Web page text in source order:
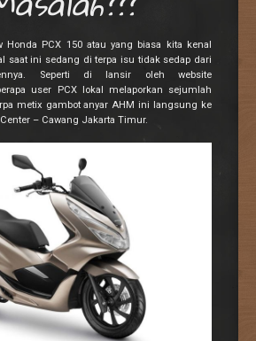
Honda PCX 150 atau yang biasa kita kenal
saat ini sedang di terpa isu tidak sedap dari
Seperti di lansir oleh website
user PCX lokal melaporkan sejumlah
metix gambot anyar AHM ini langsung ke
– Cawang Jakarta Timur.